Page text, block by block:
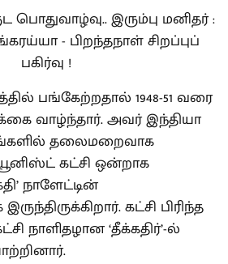
பங்கேற்றதால் 1948-51 வரை
வாழ்ந்தார். அவர் இந்தியா
தலைமறைவாக
கட்சி ஒன்றாக
நாளேட்டின்
கட்சி பிரிந்த
நாளிதழான ‘தீக்கதிர்’-ல்